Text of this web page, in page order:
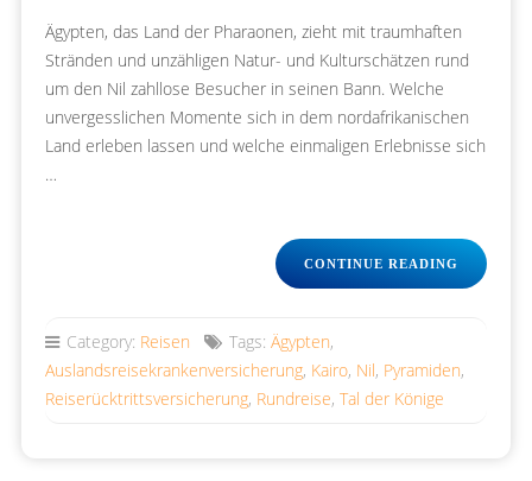
Ägypten, das Land der Pharaonen, zieht mit traumhaften
Stränden und unzähligen Natur- und Kulturschätzen rund
um den Nil zahllose Besucher in seinen Bann. Welche
unvergesslichen Momente sich in dem nordafrikanischen
Land erleben lassen und welche einmaligen Erlebnisse sich
…
CONTINUE READING
ÄGYPTEN
DER
Category: Reisen Tags: Ägypten,
Auslandsreisekrankenversicherung, Kairo, Nil, Pyramiden,
Reiserücktrittsversicherung, Rundreise, Tal der Könige